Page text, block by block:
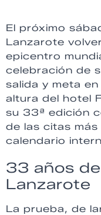
El próximo
Lanzarote
epicentro
celebración de
salida y meta
altura del hotel
su 33ª edición
de las citas
calendario
33 años
Lanzarote
La prueba, de